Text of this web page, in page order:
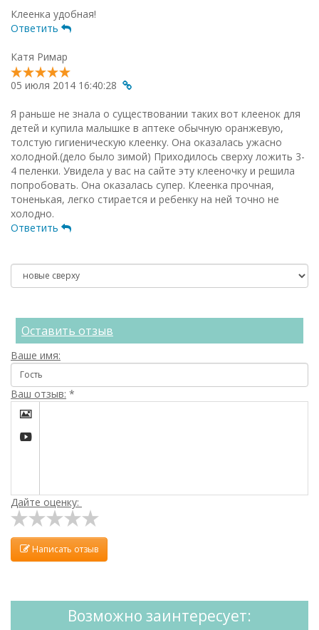
Клеенка удобная!
Ответить
Катя Римар
05 июля 2014 16:40:28
Я раньше не знала о существовании таких вот клеенок для
детей и купила малышке в аптеке обычную оранжевую,
толстую гигиеническую клеенку. Она оказалась ужасно
холодной.(дело было зимой) Приходилось сверху ложить 3-
4 пеленки. Увидела у вас на сайте эту клееночку и решила
попробовать. Она оказалась супер. Клеенка прочная,
тоненькая, легко стирается и ребенку на ней точно не
холодно.
Ответить
Оставить отзыв
Ваше имя:
Ваш отзыв: *


Дайте оценку:
Написать отзыв
Возможно заинтересует: